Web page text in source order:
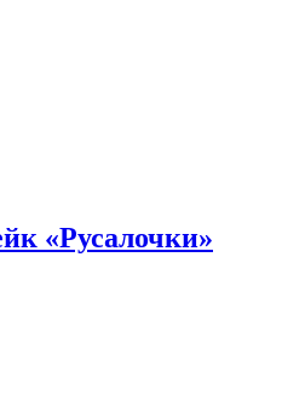
«Русалочки»